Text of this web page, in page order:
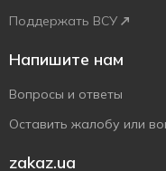
Поддержать ВСУ
Напишите нам
Вопросы и ответы
Оставить жалобу или
zakaz.ua